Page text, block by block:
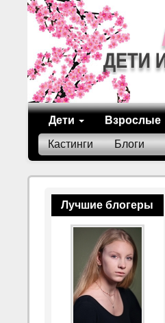
Дети Взрослые
Кастинги Блоги
Лучшие блогеры